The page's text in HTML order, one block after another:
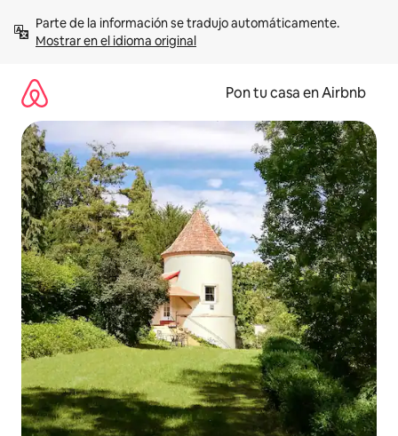
contenidoMostrar en el idioma original
Pon tu casa en Airbnb